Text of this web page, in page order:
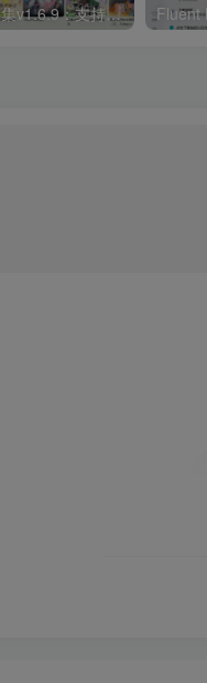
Kazumi番剧采集v1.6.9：支持自定义规则+在线观看+弹幕，跨平台下载 Fluent